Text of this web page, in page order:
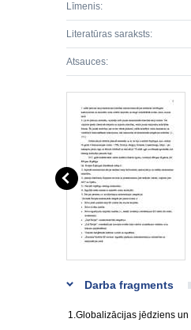
Līmenis:
Literatūras saraksts:
Atsauces:
Darba fragments
1.Globalizācijas jēdziens un